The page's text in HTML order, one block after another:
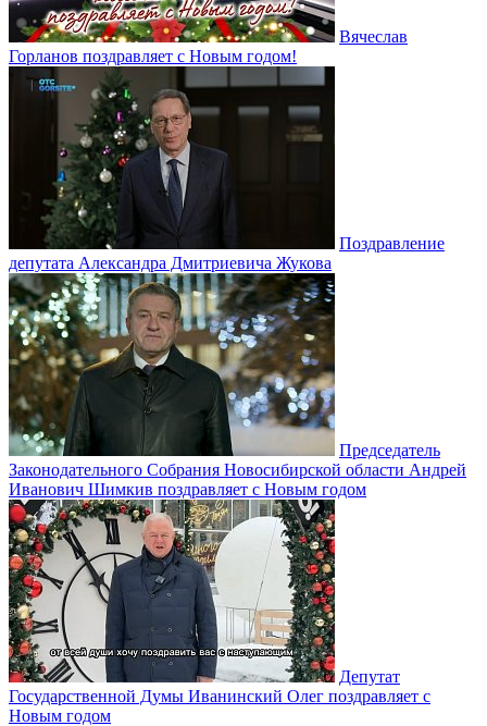
Вячеслав
Горланов поздравляет с Новым годом!
Поздравление
депутата Александра Дмитриевича Жукова
Председатель
Законодательного Собрания Новосибирской области Андрей
Иванович Шимкив поздравляет с Новым годом
Депутат
Государственной Думы Иванинский Олег поздравляет с
Новым годом